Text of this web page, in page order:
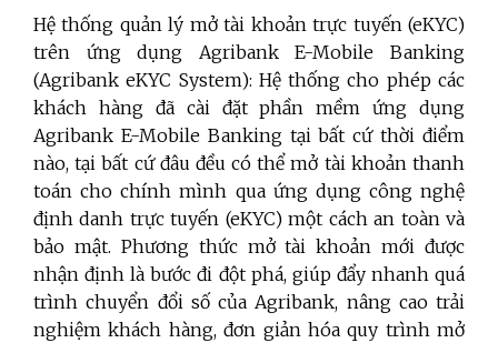
Hệ thống quản lý mở tài khoản trực tuyến (eKYC)
trên ứng dụng Agribank E-Mobile Banking
(Agribank eKYC System): Hệ thống cho phép các
khách hàng đã cài đặt phần mềm ứng dụng
Agribank E-Mobile Banking tại bất cứ thời điểm
nào, tại bất cứ đâu đều có thể mở tài khoản thanh
toán cho chính mình qua ứng dụng công nghệ
định danh trực tuyến (eKYC) một cách an toàn và
bảo mật. Phương thức mở tài khoản mới được
nhận định là bước đi đột phá, giúp đẩy nhanh quá
trình chuyển đổi số của Agribank, nâng cao trải
nghiệm khách hàng, đơn giản hóa quy trình mở